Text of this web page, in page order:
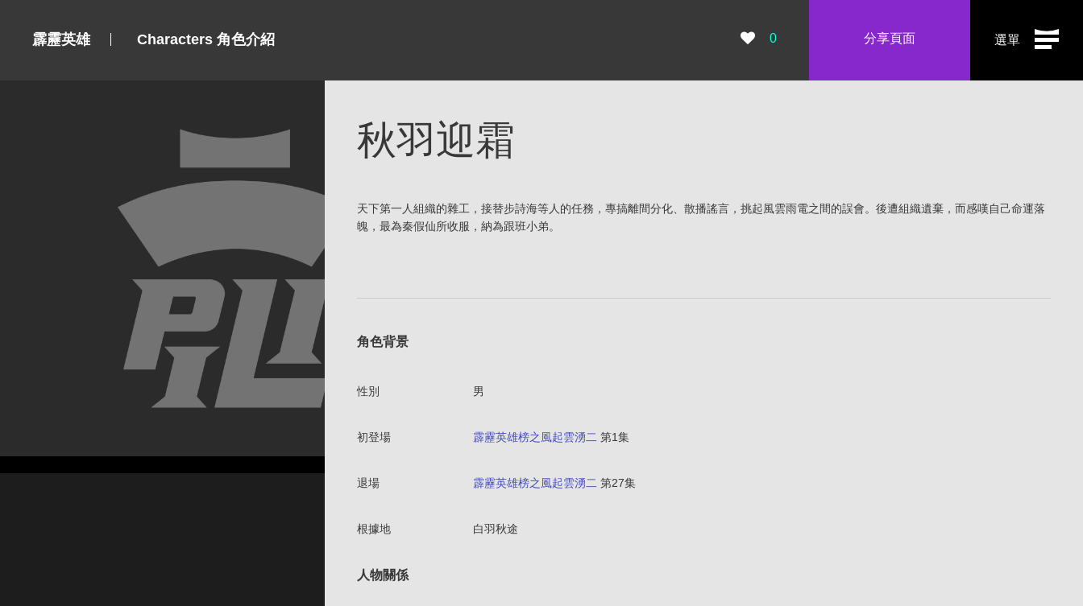
選單
霹靂英雄 Characters 角色介紹 瀏覽數：
0 分享頁面
秋羽迎霜
天下第一人組織的雜工，接替步詩海等人的任務，專搞離間分化、散播謠言，挑起風雲雨電之間的誤會。後遭組織遺棄，而感嘆自己命運落
魄，最為秦假仙所收服，納為跟班小弟。
角色背景
性別 男
初登場 霹靂英雄榜之風起雲湧二第1集
退場 霹靂英雄榜之風起雲湧二第27集
根據地 白羽秋途
人物關係